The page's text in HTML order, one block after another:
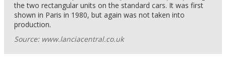
the two rectangular units on the standard cars. It was first
shown in Paris in 1980, but again was not taken into
production.
Source: www.lanciacentral.co.uk